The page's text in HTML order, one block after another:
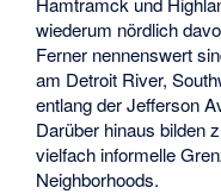
wiederum nördlich
Ferner nennenswert
am Detroit River,
entlang der Jefferson
Darüber hinaus bilden
vielfach informelle
Neighborhoods.